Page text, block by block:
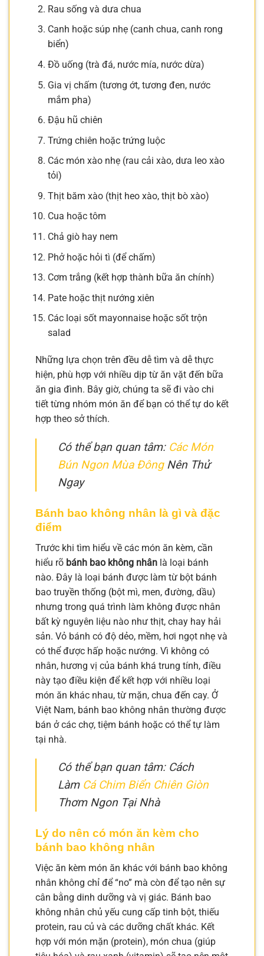
Rau sống và dưa chua
Canh hoặc súp nhẹ (canh chua, canh rong
biển)
Đồ uống (trà đá, nước mía, nước dừa)
Gia vị chấm (tương ớt, tương đen, nước
mắm pha)
Đậu hũ chiên
Trứng chiên hoặc trứng luộc
Các món xào nhẹ (rau cải xào, dưa leo xào
tỏi)
Thịt băm xào (thịt heo xào, thịt bò xào)
Cua hoặc tôm
Chả giò hay nem
Phở hoặc hỏi tì (để chấm)
Cơm trắng (kết hợp thành bữa ăn chính)
Pate hoặc thịt nướng xiên
Các loại sốt mayonnaise hoặc sốt trộn
salad
Những lựa chọn trên đều dễ tìm và dễ thực
hiện, phù hợp với nhiều dịp từ ăn vặt đến bữa
ăn gia đình. Bây giờ, chúng ta sẽ đi vào chi
tiết từng nhóm món ăn để bạn có thể tự do kết
hợp theo sở thích.
Có thể bạn quan tâm: Các Món
Bún Ngon Mùa ĐôngNên Thử
Ngay
Bánh bao không nhân là gì và đặc
điểm
Trước khi tìm hiểu về các món ăn kèm, cần
hiểu rõ bánh bao không nhân là loại bánh
nào. Đây là loại bánh được làm từ bột bánh
bao truyền thống (bột mì, men, đường, dầu)
nhưng trong quá trình làm không được nhân
bất kỳ nguyên liệu nào như thịt, chay hay hải
sản. Vỏ bánh có độ dẻo, mềm, hơi ngọt nhẹ và
có thể được hấp hoặc nướng. Vì không có
nhân, hương vị của bánh khá trung tính, điều
này tạo điều kiện để kết hợp với nhiều loại
món ăn khác nhau, từ mặn, chua đến cay. Ở
Việt Nam, bánh bao không nhân thường được
bán ở các chợ, tiệm bánh hoặc có thể tự làm
tại nhà.
Có thể bạn quan tâm: Cách
Làm Cá Chim Biển Chiên Giòn
Thơm Ngon Tại Nhà
Lý do nên có món ăn kèm cho
bánh bao không nhân
Việc ăn kèm món ăn khác với bánh bao không
nhân không chỉ để “no” mà còn để tạo nên sự
cân bằng dinh dưỡng và vị giác. Bánh bao
không nhân chủ yếu cung cấp tinh bột, thiếu
protein, rau củ và các dưỡng chất khác. Kết
hợp với món mặn (protein), món chua (giúp